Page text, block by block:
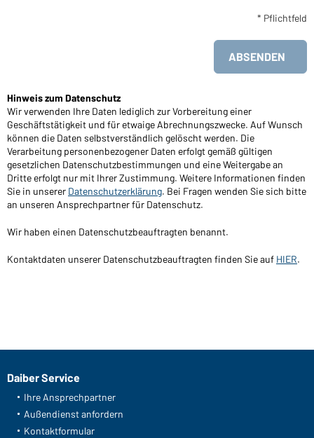
* Pflichtfeld
Absenden
Hinweis zum Datenschutz
Wir verwenden Ihre Daten lediglich zur Vorbereitung einer
Geschäftstätigkeit und für etwaige Abrechnungszwecke. Auf Wunsch
können die Daten selbstverständlich gelöscht werden. Die
Verarbeitung personenbezogener Daten erfolgt gemäß gültigen
gesetzlichen Datenschutzbestimmungen und eine Weitergabe an
Dritte erfolgt nur mit Ihrer Zustimmung. Weitere Informationen finden
Sie in unserer Datenschutzerklärung. Bei Fragen wenden Sie sich bitte
an unseren Ansprechpartner für Datenschutz.
Wir haben einen Datenschutzbeauftragten benannt.
Kontaktdaten unserer Datenschutzbeauftragten finden Sie auf HIER.
Daiber Service
Ihre Ansprechpartner
Außendienst anfordern
Kontaktformular